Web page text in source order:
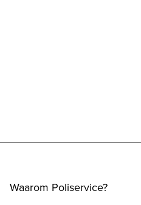
Waarom Poliservice?